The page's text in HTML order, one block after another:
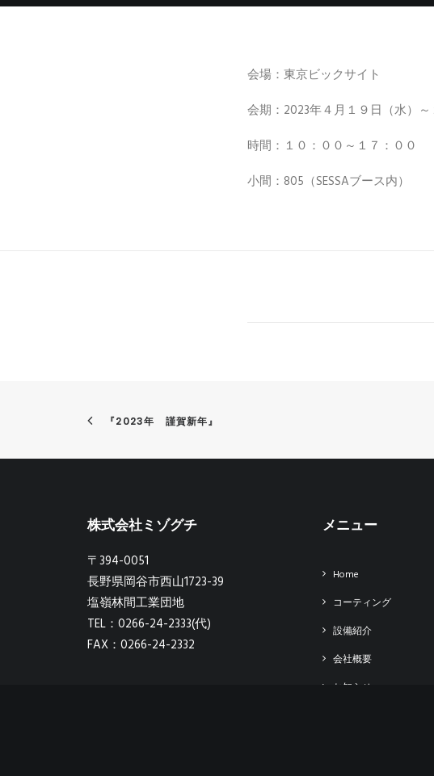
会場：東京ビックサイト
会期：2023年４月１９日（水）～
時間：１０：００～１７：００
小間：805（SESSAブース内）
『2023年　謹賀新年』
株式会社ミゾグチ
〒394-0051
長野県岡谷市西山1723-39
塩嶺林間工業団地
TEL：0266-24-2333(代)
FAX：0266-24-2332
メニュー
Home
コーティング
設備紹介
会社概要
お知らせ